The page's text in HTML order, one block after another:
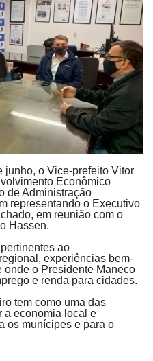
junho, o Vice-prefeito Vitor
Econômico
de Administração
representando o Executivo
em reunião com o
Hassen.
ao
experiências bem-
onde o Presidente Maneco
e renda para cidades.
tem como uma das
a economia local e
os munícipes e para o